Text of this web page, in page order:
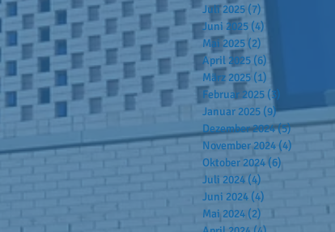
Juli 2025 (7)
Juni 2025 (4)
Mai 2025 (2)
April 2025 (6)
März 2025 (1)
Februar 2025 (3)
Januar 2025 (9)9 Beiträge
Dezember 2024(5)5 Beiträge
November 2024 (4)
Oktober 2024(6)
Juli 2024 (4)
Juni 2024 (4)
Mai 2024 (2)